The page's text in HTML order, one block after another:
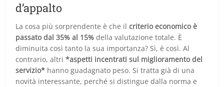
d’appalto
La cosa più sorprendente è che ilcriterio economico è
passato dal 35% al 15% della valutazione totale. È
diminuita così tanto la sua importanza? Sì, è così. Al
contrario, altri*aspetti incentrati sul miglioramento del
servizio* hanno guadagnato peso. Si tratta già di una
novità interessante, perché si distingue dalla norma e